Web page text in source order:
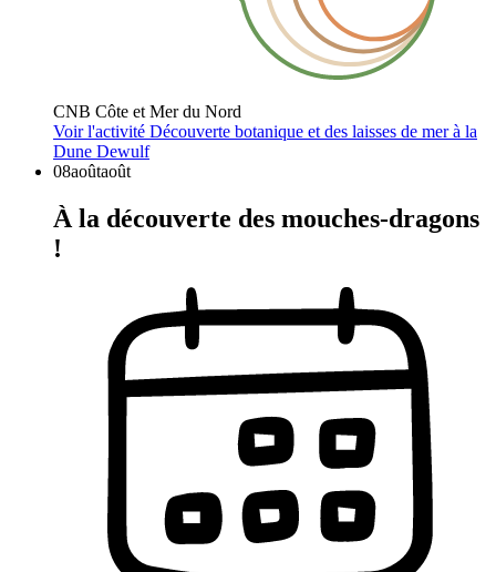
CNB Côte et Mer du Nord
Voir l'activité Découverte botanique et des laisses de mer à la
Dune Dewulf
08aoûtaoût
À la découverte des mouches-dragons
!